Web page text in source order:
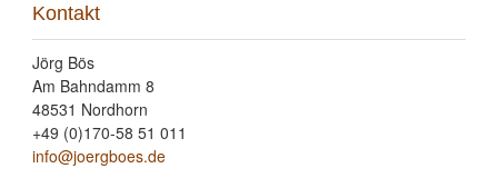
Kontakt
Jörg Bös
Am Bahndamm 8
48531 Nordhorn
+49 (0)170-58 51 011
info@joergboes.de